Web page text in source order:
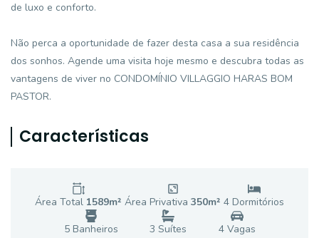
de luxo e conforto.
Não perca a oportunidade de fazer desta casa a sua residência
dos sonhos. Agende uma visita hoje mesmo e descubra todas as
vantagens de viver no CONDOMÍNIO VILLAGGIO HARAS BOM
PASTOR.
Características
Área Total 1589m² Área Privativa 350m² 4 Dormitórios
5Banheiros 3 Suítes 4Vagas